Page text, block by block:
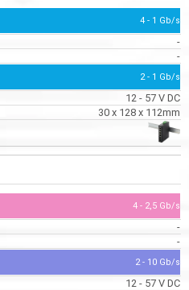
4 - 1 Gb/s
-
-
2 - 1 Gb/s
12 - 57 V DC
30 x 128 x 112mm
4 - 2,5 Gb/s
-
-
2 - 10 Gb/s
12 - 57 V DC